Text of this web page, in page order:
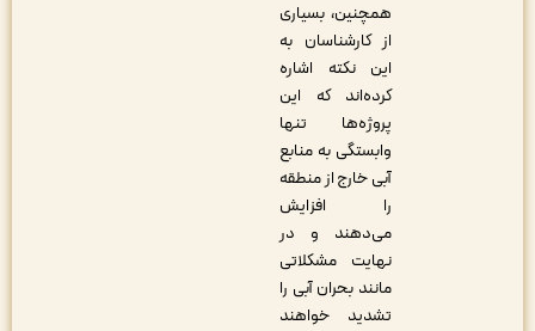
همچنین، بسیاری
از کارشناسان به
این نکته اشاره
کرده‌اند که این
پروژه‌ها تنها
وابستگی به منابع
آبی خارج از منطقه
را افزایش
می‌دهند و در
نهایت مشکلاتی
مانند بحران آبی را
تشدید خواهند